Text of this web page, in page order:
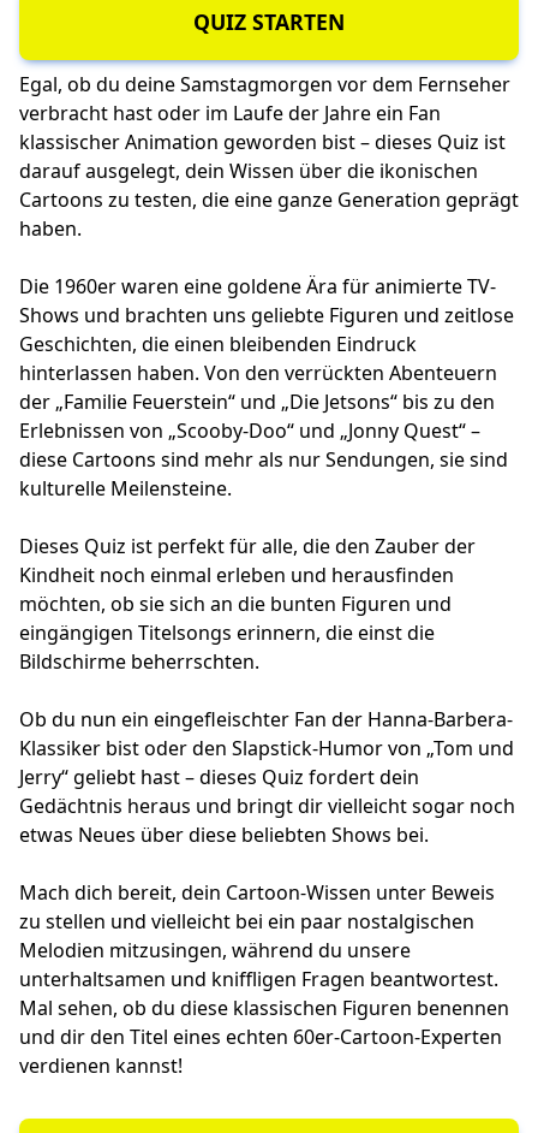
QUIZ STARTEN
Egal, ob du deine Samstagmorgen vor dem Fernseher
verbracht hast oder im Laufe der Jahre ein Fan
klassischer Animation geworden bist – dieses Quiz ist
darauf ausgelegt, dein Wissen über die ikonischen
Cartoons zu testen, die eine ganze Generation geprägt
haben.
Die 1960er waren eine goldene Ära für animierte TV-
Shows und brachten uns geliebte Figuren und zeitlose
Geschichten, die einen bleibenden Eindruck
hinterlassen haben. Von den verrückten Abenteuern
der „Familie Feuerstein“ und „Die Jetsons“ bis zu den
Erlebnissen von „Scooby-Doo“ und „Jonny Quest“ –
diese Cartoons sind mehr als nur Sendungen, sie sind
kulturelle Meilensteine.
Dieses Quiz ist perfekt für alle, die den Zauber der
Kindheit noch einmal erleben und herausfinden
möchten, ob sie sich an die bunten Figuren und
eingängigen Titelsongs erinnern, die einst die
Bildschirme beherrschten.
Ob du nun ein eingefleischter Fan der Hanna-Barbera-
Klassiker bist oder den Slapstick-Humor von „Tom und
Jerry“ geliebt hast – dieses Quiz fordert dein
Gedächtnis heraus und bringt dir vielleicht sogar noch
etwas Neues über diese beliebten Shows bei.
Mach dich bereit, dein Cartoon-Wissen unter Beweis
zu stellen und vielleicht bei ein paar nostalgischen
Melodien mitzusingen, während du unsere
unterhaltsamen und kniffligen Fragen beantwortest.
Mal sehen, ob du diese klassischen Figuren benennen
und dir den Titel eines echten 60er-Cartoon-Experten
verdienen kannst!